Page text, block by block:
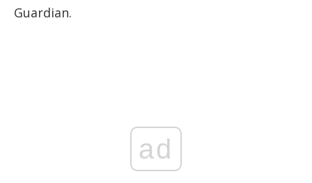
Guardian.
ad